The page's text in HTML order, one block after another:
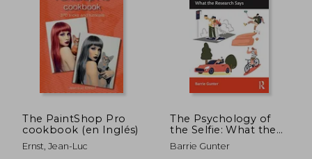
The PaintShop Pro
cookbook (en Inglés)
Ernst, Jean-Luc
The Psychology of
the Selfie: What the
Research Says (en
Inglés)
Barrie Gunter